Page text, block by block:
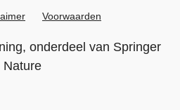
Voorwaarden
, onderdeel van Springer
Nature